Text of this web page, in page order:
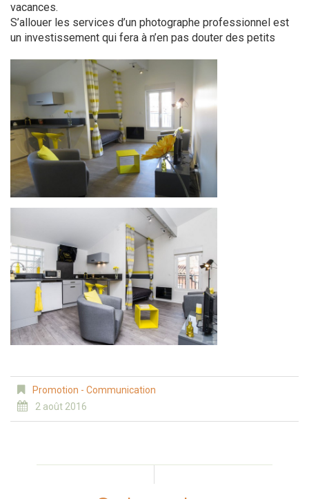
vacances.
S’allouer les services d’un photographe professionnel est
un investissement qui fera à n’en pas douter des petits
Promotion - Communication
2 août 2016